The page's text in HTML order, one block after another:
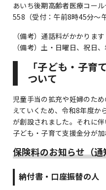
あいち後期高齢者医療コ
558（受付：午前8時45分～
（備考）通話料がかかります
（備考）土・日曜日、祝日
「子ども・子育
ついて
児童手当の拡充や妊婦のた
えていくため、令和8年度か
が創設されました。それに
子ども・子育て支援金分が加
保険料のお知らせ（
納付書・口座振替の人